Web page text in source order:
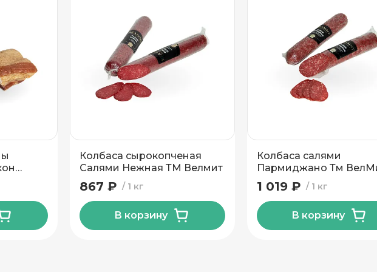
Колбаса сырокопченая
Салями Нежная ТМ Велмит
1 кг
867 ₽
В корзину
Колбаса салями
Пармиджано Тм
500г
1 кг
1 019 ₽
В корзину